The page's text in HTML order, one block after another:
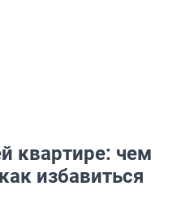
квартире: чем
избавиться